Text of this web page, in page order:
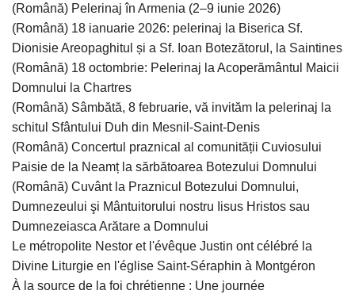
(Română) Pelerinaj în Armenia (2–9 iunie 2026)
(Română) 18 ianuarie 2026: pelerinaj la Biserica Sf.
Dionisie Areopaghitul și a Sf. Ioan Botezătorul, la Saintines
(Română) 18 octombrie: Pelerinaj la Acoperământul Maicii
Domnului la Chartres
(Română) Sâmbătă, 8 februarie, vă invităm la pelerinaj la
schitul Sfântului Duh din Mesnil-Saint-Denis
(Română) Concertul praznical al comunității Cuviosului
Paisie de la Neamț la sărbătoarea Botezului Domnului
(Română) Cuvânt la Praznicul Botezului Domnului,
Dumnezeului şi Mântuitorului nostru Iisus Hristos sau
Dumnezeiasca Arătare a Domnului
Le métropolite Nestor et l'évêque Justin ont célébré la
Divine Liturgie en l'église Saint-Séraphin à Montgéron
À la source de la foi chrétienne : Une journée